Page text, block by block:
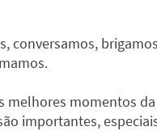
conversamos,
melhores momentos
importantes,